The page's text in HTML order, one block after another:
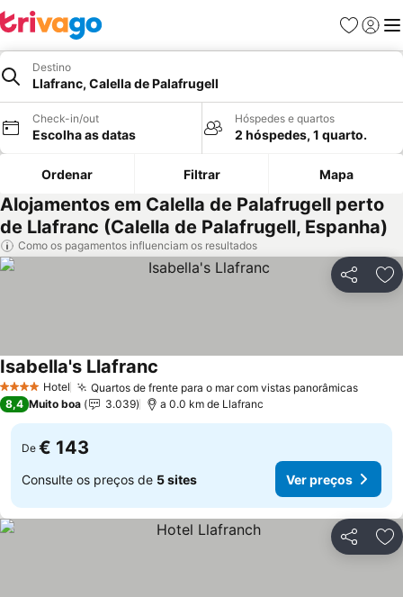
Favoritos
Iniciar
Destino
Llafranc, Calella de Palafrugell
Check-in/out
Escolha as datas
Hóspedes e quartos
2 hóspedes, 1 quarto.
Ordenar Filtrar Mapa
Alojamentos em Calella de Palafrugell perto
de Llafranc (Calella de Palafrugell, Espanha)
Como os pagamentos influenciam os resultados
Partilhar
4 EstrelasHotel Quartos de frente para o mar com vistas panorâmicasVer
Isabella's Llafranc
8,4 Muito boa 3.039 a 0.0 km de Llafranc
De € 143
Consulte os preços de 5 sites Ver preços
Partilhar